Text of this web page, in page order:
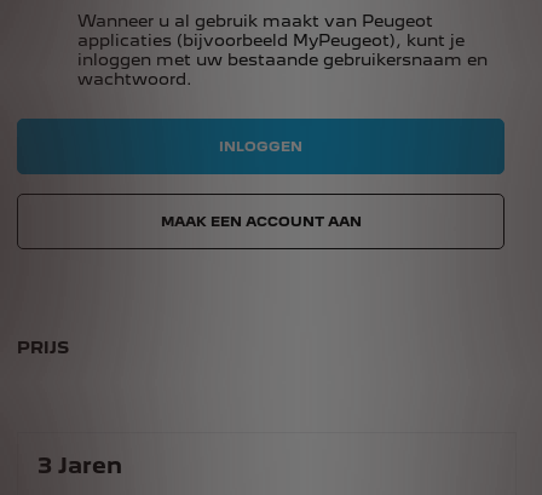
Wanneer u al gebruik maakt van Peugeot
applicaties (bijvoorbeeld MyPeugeot), kunt je
inloggen met uw bestaande gebruikersnaam en
wachtwoord.
INLOGGEN
MAAK EEN ACCOUNT AAN
PRIJS
3 Jaren